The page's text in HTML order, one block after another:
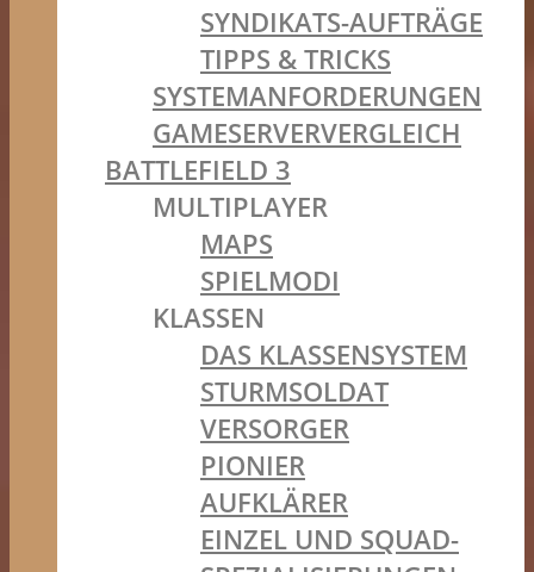
SYNDIKATS-AUFTRÄGE
TIPPS & TRICKS
SYSTEMANFORDERUNGEN
GAMESERVERVERGLEICH
BATTLEFIELD 3
MULTIPLAYER
MAPS
SPIELMODI
KLASSEN
DAS KLASSENSYSTEM
STURMSOLDAT
VERSORGER
PIONIER
AUFKLÄRER
EINZEL UND SQUAD-